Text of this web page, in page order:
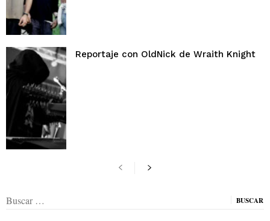
Reportaje con OldNick de Wraith Knight
Buscar: